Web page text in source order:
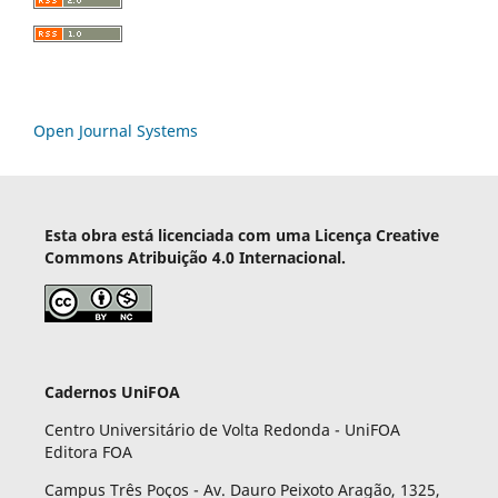
Open Journal Systems
Esta obra está licenciada com uma Licença Creative
Commons Atribuição 4.0 Internacional.
Cadernos UniFOA
Centro Universitário de Volta Redonda - UniFOA
Editora FOA
Campus Três Poços - Av. Dauro Peixoto Aragão, 1325,